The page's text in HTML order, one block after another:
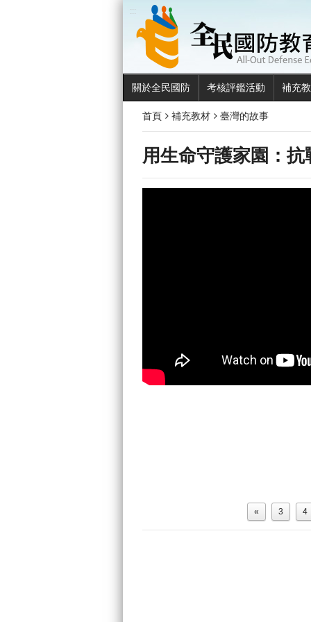
:::
關於全民國防 考核評鑑活動 補充
首頁 補充教材 臺灣的故事
用生命守護家園：
« 3 4